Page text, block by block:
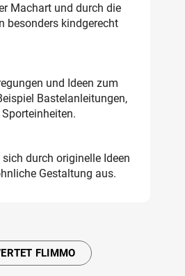
Machart und durch die
besonders kindgerecht
und Ideen zum
Bastelanleitungen,
durch originelle Ideen
Gestaltung aus.
FLIMMO